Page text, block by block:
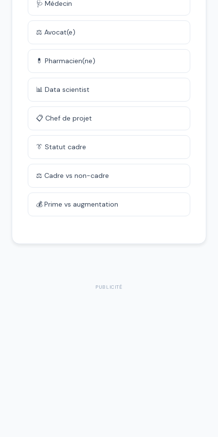
🩺 Médecin
⚖️ Avocat(e)
💊 Pharmacien(ne)
📊 Data scientist
📋 Chef de projet
👔 Statut cadre
⚖️ Cadre vs non-cadre
💰 Prime vs augmentation
PUBLICITÉ